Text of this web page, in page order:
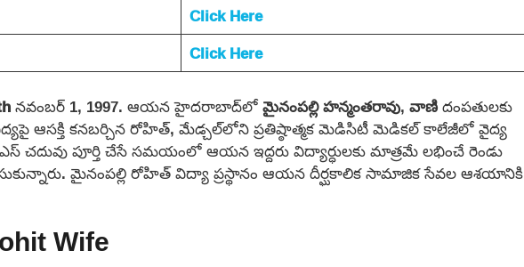
Click Here
Click Here
నవంబర్ 1, 1997. ఆయన హైదరాబాద్‌లోమైనంపల్లి హన్మంతరావు,వాణిదంపతులకు
ఆసక్తి కనబర్చిన రోహిత్, మేడ్చల్‌లోని ప్రతిష్ఠాత్మక మెడిసిటీ మెడికల్ కాలేజీలో వైద్య
చదువు పూర్తి చేసే సమయంలో ఆయన ఇద్దరు విద్యార్ధులకు మాత్రమే లభించే రెండు
మైనంపల్లి రోహిత్ విద్యా ప్రస్థానం ఆయన దీర్ఘకాలిక సామాజిక సేవల ఆశయానికి
Wife